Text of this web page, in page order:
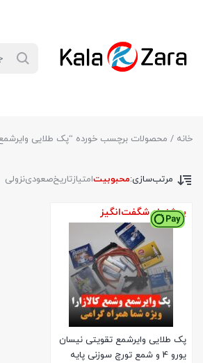
خانه / محصولات برچسب خورده “پک طلایی وایرشمع تقویتی نیسان یورو 4
مرتب‌سازی:محبوبیتامتیازتاریخصعودینزولی
پیشنهاد شگفت‌انگیز
پک طلایی وایرشمع تقویتی نیسان
یورو 4 و شمع تورچ سوزنی پایه